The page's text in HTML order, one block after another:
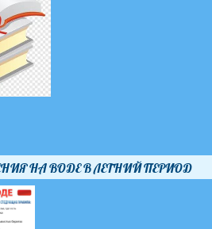
НА ВОДЕ В ЛЕТНИЙ ПЕРИОД